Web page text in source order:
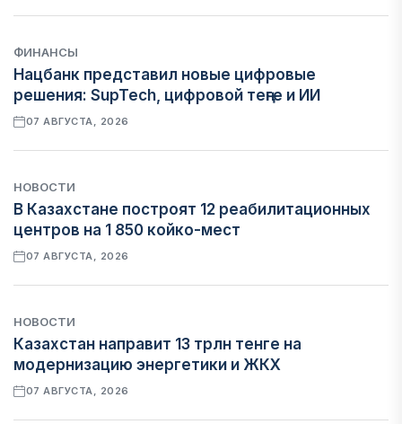
ФИНАНСЫ
Нацбанк представил новые цифровые
решения: SupTech, цифровой теңге и ИИ
07 АВГУСТА, 2026
НОВОСТИ
В Казахстане построят 12 реабилитационных
центров на 1 850 койко-мест
07 АВГУСТА, 2026
НОВОСТИ
Казахстан направит 13 трлн тенге на
модернизацию энергетики и ЖКХ
07 АВГУСТА, 2026